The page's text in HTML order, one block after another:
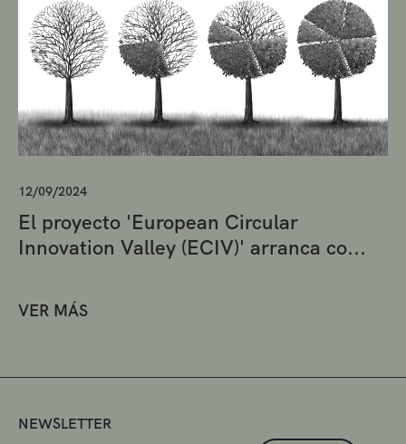
12/09/2024
El proyecto 'European Circular
Innovation Valley (ECIV)' arranca co...
VER MÁS
NEWSLETTER